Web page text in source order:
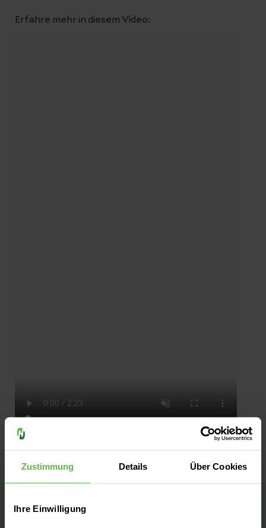
Zustimmung Details Über Cookies
Ihre Einwilligung
Erfahre mehr in diesem Video:
Helios Klinik Lengerich